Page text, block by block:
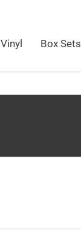
Vinyl Box Sets